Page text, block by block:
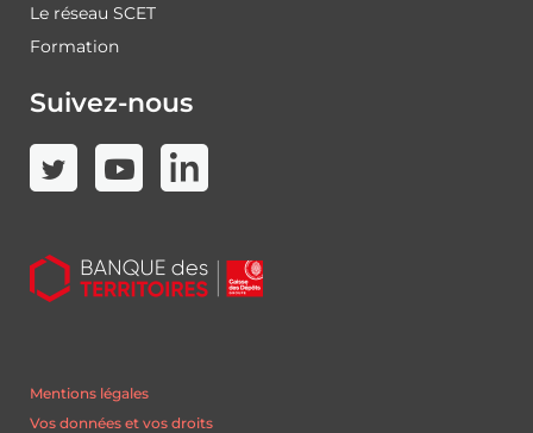
Le réseau SCET
Formation
Suivez-nous
Mentions légales
Vos données et vos droits